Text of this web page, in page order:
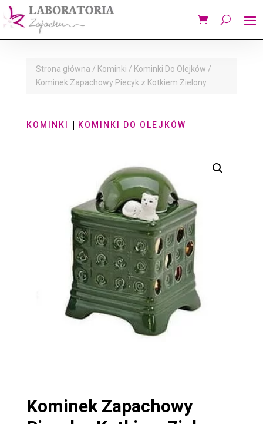
Strona główna / Kominki / Kominki Do Olejków /
Kominek Zapachowy Piecyk z Kotkiem Zielony
KOMINKI | KOMINKI DO OLEJKÓW
Kominek Zapachowy